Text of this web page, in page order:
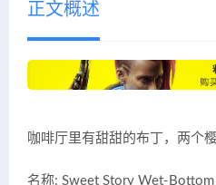
正文概述
咖啡厅里有甜甜的布丁，两个
名称: Sweet Story Wet-Bottom